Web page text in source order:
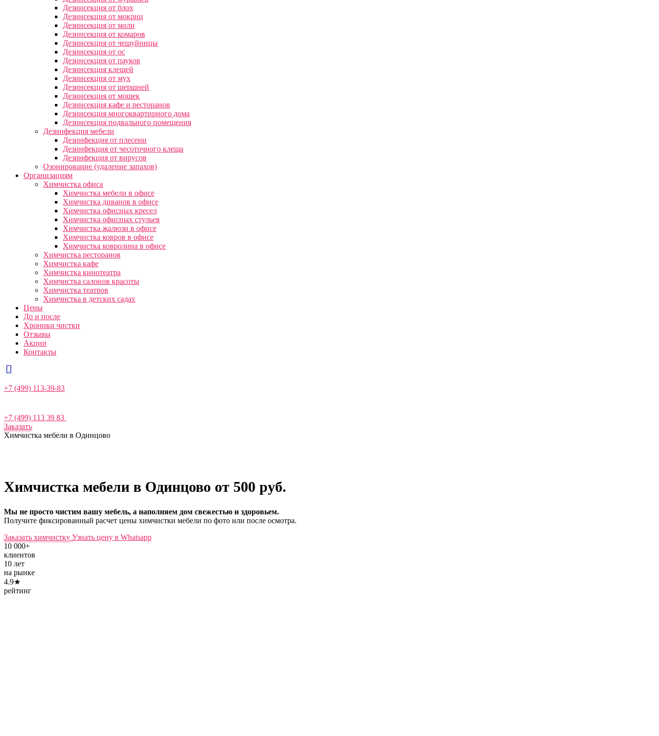
Дезинсекция от блох
Дезинсекция от мокриц
Дезинсекция от моли
Дезинсекция от комаров
Дезинсекция от чешуйницы
Дезинсекция от ос
Дезинсекция от пауков
Дезинсекция клещей
Дезинсекция от мух
Дезинсекция от шершней
Дезинсекция от мошек
Дезинсекция кафе и ресторанов
Дезинсекция многоквартирного дома
Дезинсекция подвального помещения
Дезинфекция мебели
Дезинфекция от плесени
Дезинфекция от чесоточного клеща
Дезинфекция от вирусов
Озонирование (удаление запахов)
Организациям
Химчистка офиса
Химчистка мебели в офисе
Химчистка диванов в офисе
Химчистка офисных кресел
Химчистка офисных стульев
Химчистка жалюзи в офисе
Химчистка ковров в офисе
Химчистка ковролина в офисе
Химчистка ресторанов
Химчистка кафе
Химчистка кинотеатра
Химчистка салонов красоты
Химчистка театров
Химчистка в детских садах
Цены
До и после
Хроники чистки
Отзывы
Акции
Контакты
+7 (499) 113-39-83
+7 (499) 113 39 83
Заказать
Химчистка мебели в Одинцово
Химчистка мебели в Одинцово от 500 руб.
Мы не просто чистим вашу мебель, а наполняем дом свежестью и здоровьем.
Получите фиксированный расчет цены химчистки мебели по фото или после осмотра.
Заказать химчистку Узнать цену в Whatsapp
10 000+
клиентов
10 лет
на рынке
4.9★
рейтинг